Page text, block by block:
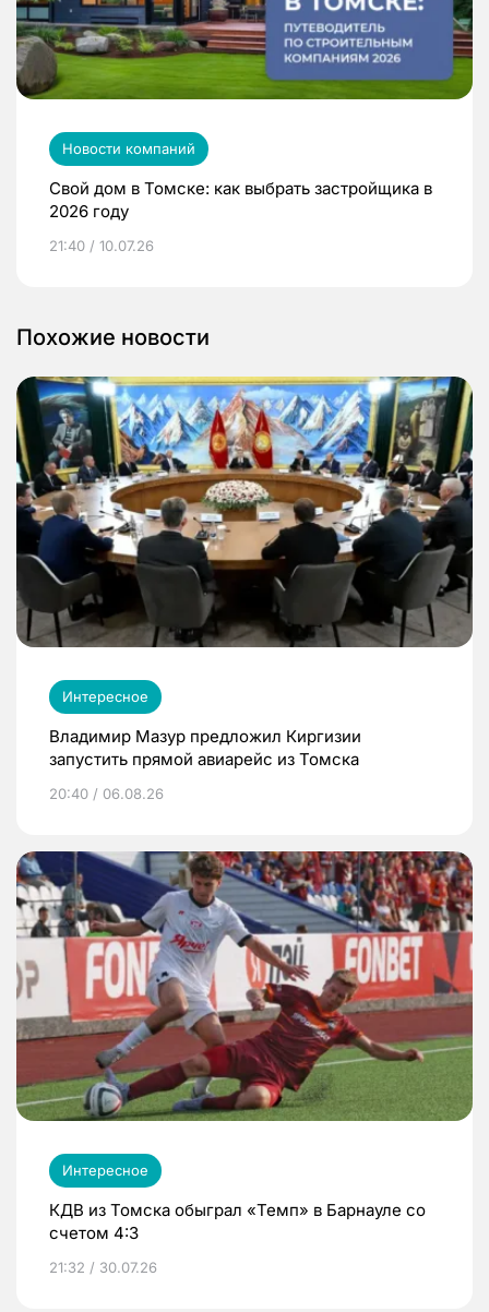
Новости компаний
Свой дом в Томске: как выбрать застройщика в
2026 году
21:40 / 10.07.26
Похожие новости
Интересное
Владимир Мазур предложил Киргизии
запустить прямой авиарейс из Томска
20:40 / 06.08.26
Интересное
КДВ из Томска обыграл «Темп» в Барнауле со
счетом 4:3
21:32 / 30.07.26